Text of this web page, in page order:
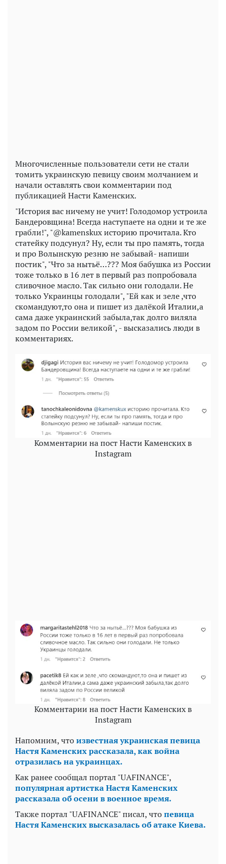
Многочисленные пользователи сети не стали
томить украинскую певицу своим молчанием и
начали оставлять свои комментарии под
публикацией Насти Каменских.
"История вас ничему не учит! Голодомор устроила
Бандеровщина! Всегда наступаете на одни и те же
грабли!", "@kamenskux историю прочитала. Кто
статейку подсунул? Ну, если ты про память, тогда
и про Волынскую резню не забывай- напиши
постик", "Что за нытьё…??? Моя бабушка из России
тоже только в 16 лет в первый раз попробовала
сливочное масло. Так сильно они голодали. Не
только Украинцы голодали", "Ей как и зеле ,что
скомандуют,то она и пишет из далёкой Италии,а
сама даже украинский забыла,так долго виляла
задом по России великой", - высказались люди в
комментариях.
Комментарии на пост Насти Каменских в
Instagram
Комментарии на пост Насти Каменских в
Instagram
Напомним, чтоизвестная украинская певица
Настя Каменских рассказала, как война
отразилась на украинцах.
Как ранее сообщал портал "UAFINANCE",
популярная артистка Настя Каменских
рассказала об осени в военное время.
Также портал "UAFINANCE" писал, чтопевица
Настя Каменских высказалась об атаке Киева.